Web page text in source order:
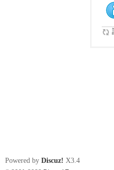
Powered by Discuz! X3.4